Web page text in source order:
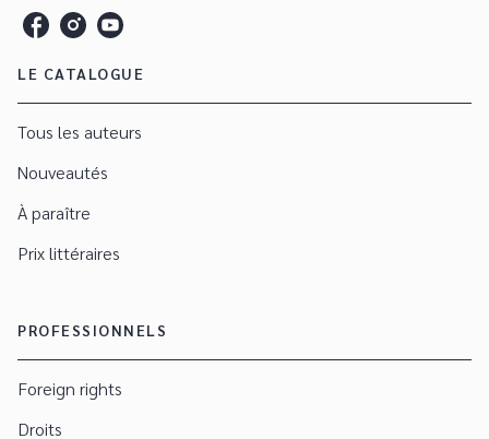
LE CATALOGUE
Tous les auteurs
Nouveautés
À paraître
Prix littéraires
PROFESSIONNELS
Foreign rights
Droits